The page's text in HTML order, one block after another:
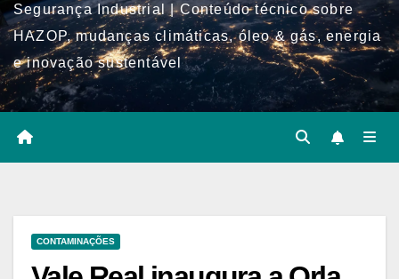
Segurança Industrial | Conteúdo técnico sobre
HAZOP, mudanças climáticas, óleo & gás, energia
e inovação sustentável
CONTAMINAÇÕES